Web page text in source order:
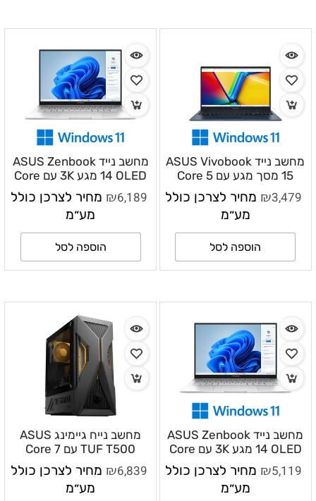
מחשב נייד ASUS Vivobook
15 מסך מגע עם Core 5
120U, זיכרון 16GB, אחסון
1TB ו־Windows 11 –
A1504VA-E8428W
₪3,479
מחיר לצרכן כולל
מע״מ
הוספה לסל
מחשב נייד ASUS Zenbook
14 OLED מגע 3K עם Core
Ultra 7 255H, זיכרון 32GB,
אחסון 1TB ו־Windows 11
Home – UX3405CA-
SU879W
₪6,189
מחיר לצרכן כולל
מע״מ
הוספה לסל
מחשב נייד ASUS Zenbook
14 OLED מגע 3K עם Core
אחסון 1TB SSD ו־Windows
11 Home – UX3405CA-
₪5,119
מחיר לצרכן כולל
מע״מ
מחשב נייח גיימינג ASUS
TUF T500 עם Core 7
240H, זיכרון 32GB, אחסון
1TB, ‏GeForce RTX 5060
ו־Windows 11 Home –
₪6,839
מחיר לצרכן כולל
מע״מ